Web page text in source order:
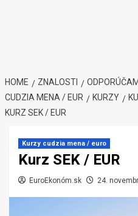
HOME ZNALOSTI
CUDZIA MENA / EUR
KURZY
KURZ SEK / EUR
Kurzy cudzia mena / euro
Kurz SEK / EUR
EuroEkonóm.sk 24.